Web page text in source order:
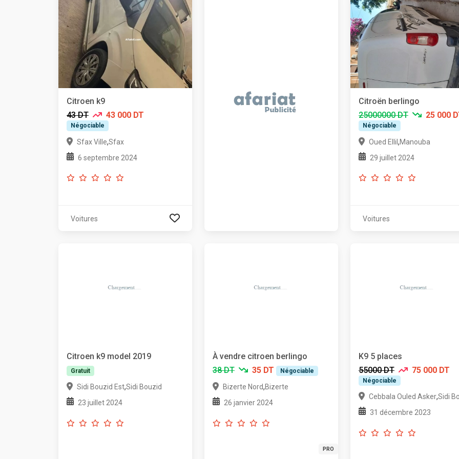
Citroen k9
43 DT
43 000 DT
Négociable
Sfax Ville,Sfax
6 septembre 2024
Voitures
Citroën berlingo
25000000 DT
25 000
Négociable
Oued Ellil,Manouba
29 juillet 2024
Voitures
Citroen k9 model 2019
Gratuit
Sidi Bouzid Est,Sidi Bouzid
23 juillet 2024
À vendre citroen berlingo
38 DT
35 DT Négociable
Bizerte Nord,Bizerte
26 janvier 2024
PRO
K9 5 places
55000 DT
75 000 DT
Négociable
Cebbala Ouled Asker,Sidi
31 décembre 2023